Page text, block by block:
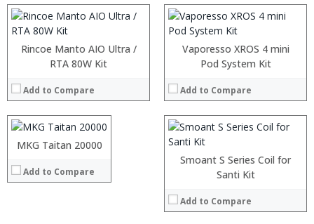
Rincoe Manto AIO Ultra /
RTA 80W Kit
Add to Compare
View Details →
Vaporesso XROS 4 mini
Pod System Kit
Add to Compare
View Details →
MKG Taitan 20000
Add to Compare
:
:
:
:
View Details →
Smoant S Series Coil for
Santi Kit
Add to Compare
:
:
View Details →
:
:
:
: